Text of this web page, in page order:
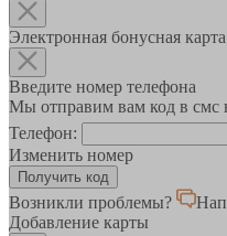
Электронная бонусная карта
Введите номер телефона
Мы отправим вам код в смс
Телефон:
Изменить номер
Возникли проблемы?
Добавление карты